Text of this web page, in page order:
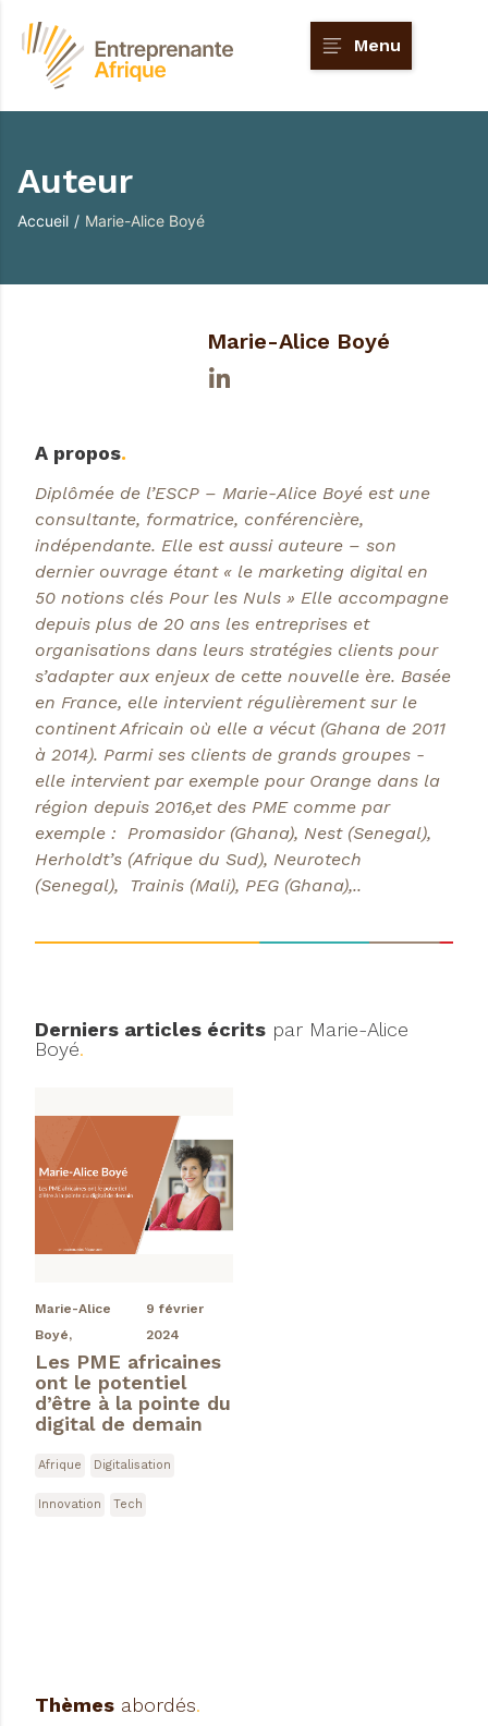
Menu
Auteur
Accueil / Marie-Alice Boyé
Marie-Alice Boyé
A propos.
Diplômée de l’ESCP – Marie-Alice Boyé est une
consultante, formatrice, conférencière,
indépendante. Elle est aussi auteure – son
dernier ouvrage étant « le marketing digital en
50 notions clés Pour les Nuls » Elle accompagne
depuis plus de 20 ans les entreprises et
organisations dans leurs stratégies clients pour
s’adapter aux enjeux de cette nouvelle ère. Basée
en France, elle intervient régulièrement sur le
continent Africain où elle a vécut (Ghana de 2011
à 2014). Parmi ses clients de grands groupes -
elle intervient par exemple pour Orange dans la
région depuis 2016,et des PME comme par
exemple : Promasidor (Ghana), Nest (Senegal),
Herholdt’s (Afrique du Sud), Neurotech
(Senegal), Trainis (Mali), PEG (Ghana),..
Derniers articles écrits par Marie-Alice
Boyé.
Marie-Alice
Boyé,
9 février
2024
Les PME africaines
ont le potentiel
d’être à la pointe du
digital de demain
Afrique Digitalisation
Innovation Tech
Thèmes abordés.